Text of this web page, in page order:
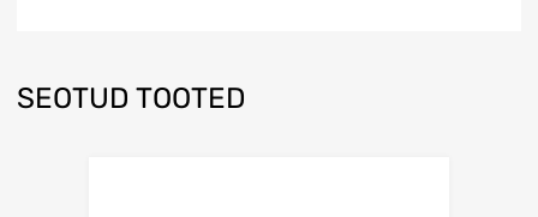
SEOTUD TOOTED